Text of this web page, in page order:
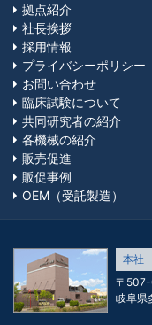
拠点紹介
社長挨拶
採用情報
プライバシーポリシー
お問い合わせ
臨床試験について
共同研究者の紹介
各機械の紹介
販売促進
販促事例
OEM（受託製造）
本社
〒
岐阜県